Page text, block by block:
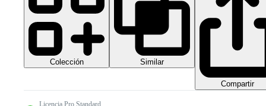
Colección Similar
Compartir
Licencia Pro Standard